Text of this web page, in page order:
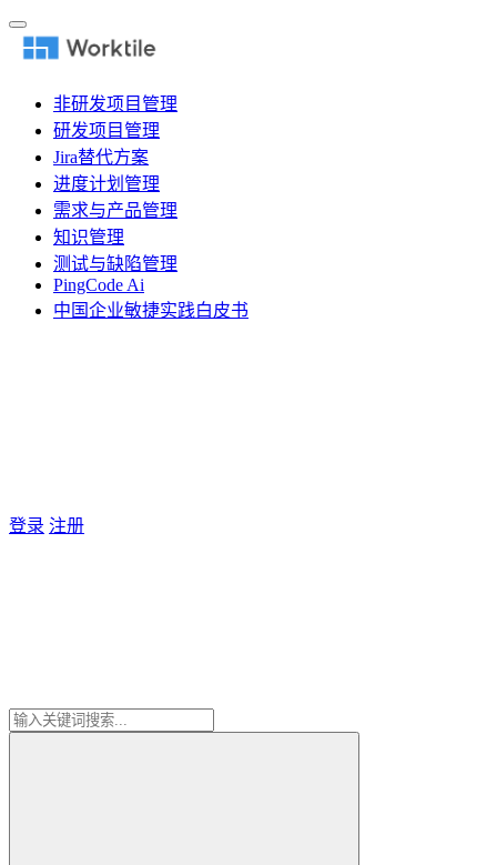
非研发项目管理
研发项目管理
Jira替代方案
进度计划管理
需求与产品管理
知识管理
测试与缺陷管理
PingCode Ai
中国企业敏捷实践白皮书
登录 注册